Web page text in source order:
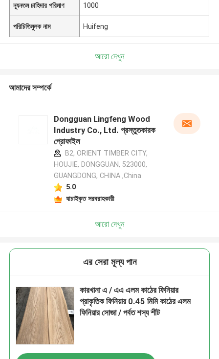
ন্যূনতম চাহিদার পরিমাণ 1000
পরিচিতিমুলক নাম Huifeng
আরো দেখুন
আমাদের সম্পর্কে
Dongguan Lingfeng Wood
Industry Co., Ltd. প্রস্তুতকারক
প্রোফাইল
B2, ORIENT TIMBER CITY,
HOUJIE, DONGGUAN, 523000,
GUANGDONG, CHINA ,China
5.0
যাচাইকৃত সরবরাহকারী
আরো দেখুন
এর সেরা মূল্য পান
কারখানা এ / এএ এলম কাঠের ফিনিয়ার
প্রাকৃতিক ফিনিয়ার 0.45 মিমি কাঠের এলম
ফিনিয়ার সোজা / পর্বত শস্য শীট